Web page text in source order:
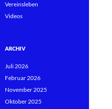
Vereinsleben
Videos
ARCHIV
Juli 2026
Februar 2026
November 2025
Oktober 2025